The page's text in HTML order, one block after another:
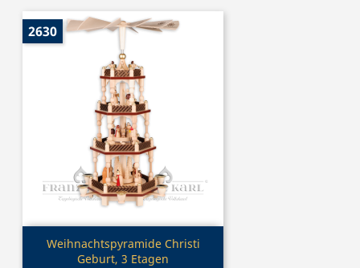
Vorschau
Weihnachtspyramide Christi
Geburt, 3 Etagen
2630